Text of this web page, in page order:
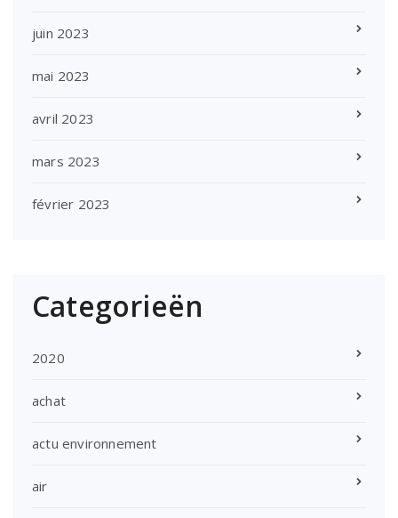
juin 2023
mai 2023
avril 2023
mars 2023
février 2023
Categorieën
2020
achat
actu environnement
air